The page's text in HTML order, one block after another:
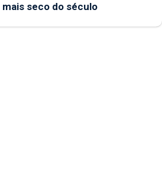
seco do século